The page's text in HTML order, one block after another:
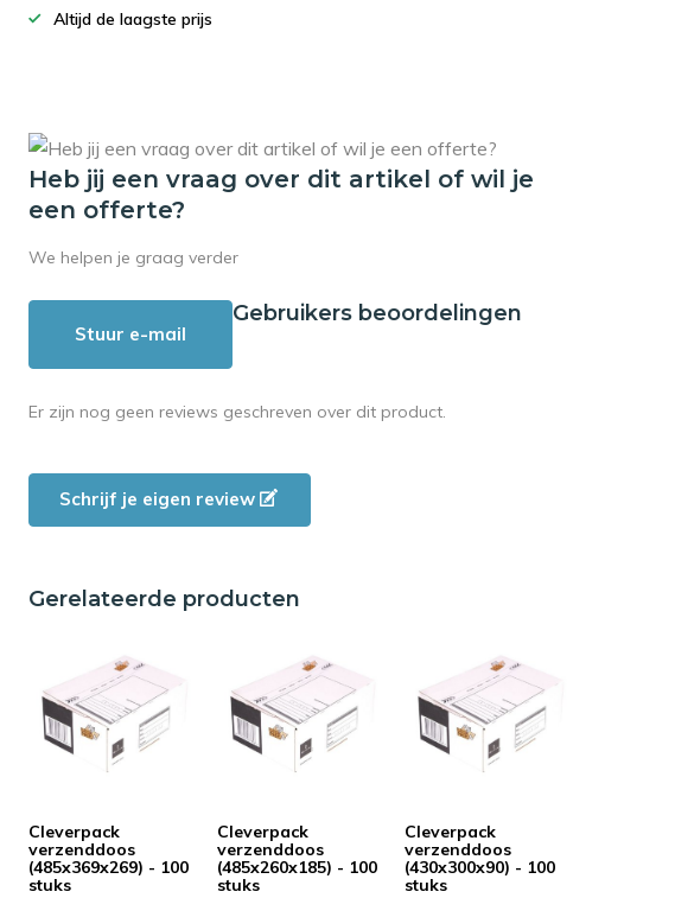
Altijd de laagste prijs
Heb jij een vraag over dit artikel of wil je
een offerte?
We helpen je graag verder
Stuur e-mail
Gebruikers beoordelingen
Er zijn nog geen reviews geschreven over dit product.
Schrijf je eigen review
Gerelateerde producten
Cleverpack
verzenddoos
(485x369x269) - 100
stuks
Cleverpack
verzenddoos
(485x260x185) - 100
stuks
Cleverpack
verzenddoos
(430x300x90) - 100
stuks